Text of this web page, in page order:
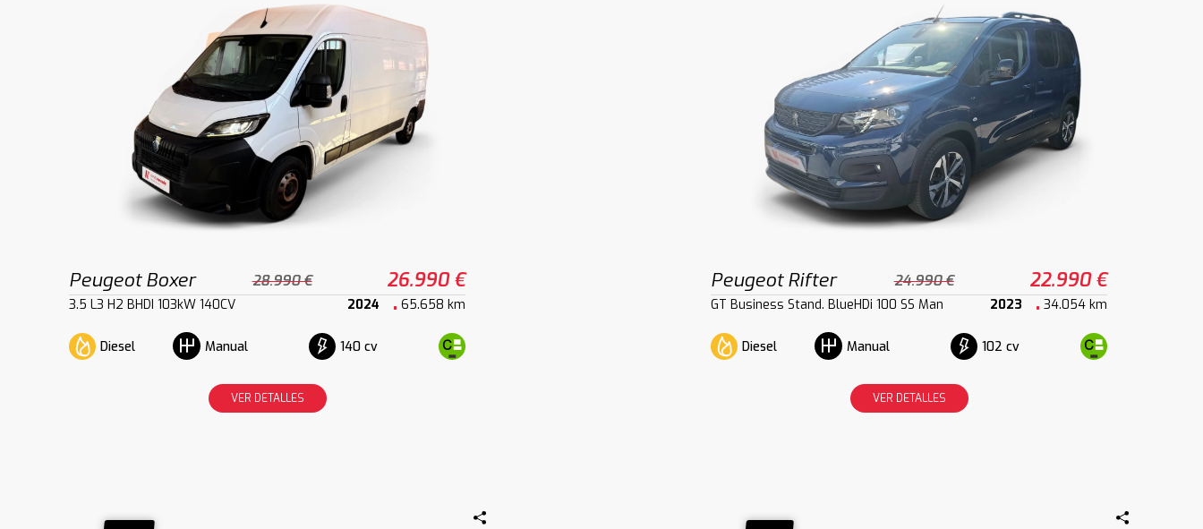
Peugeot Boxer 28.990 € 26.990 €
3.5 L3 H2 BHDI 103kW 140CV 2024 65.658 km
Diesel Manual 140 cv
VER DETALLES
Peugeot Rifter 24.990 € 22.990 €
GT Business Stand. BlueHDi 100 SS Man 2023 34.054 km
Diesel Manual 102 cv
VER DETALLES